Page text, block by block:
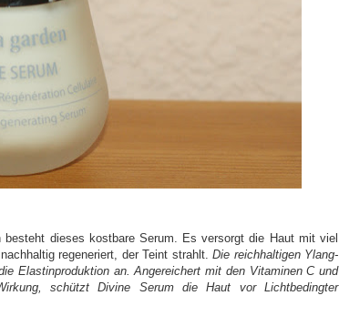
dieses kostbare Serum. Es versorgt die Haut mit viel
regeneriert, der Teint strahlt.Die reichhaltigen Ylang-
Elastinproduktion an. Angereichert mit den Vitaminen C und
schützt Divine Serum die Haut vor Lichtbedingter